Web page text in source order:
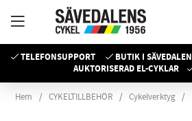
TELEFONSUPPORT BUTIK I SÄVEDALEN
AUKTORISERAD EL-CYKLAR
Hem CYKELTILLBEHÖR Cykelverktyg